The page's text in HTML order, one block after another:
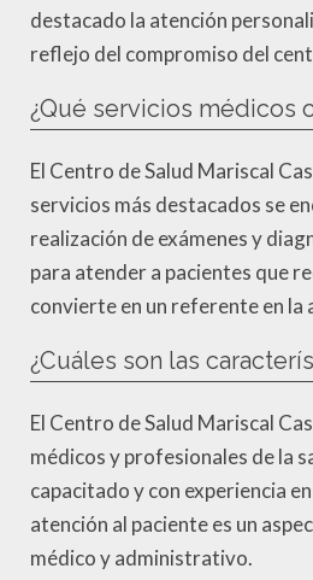
destacado la atención
reflejo del compromiso del
¿Qué servicios médicos
El Centro de Salud Mariscal
servicios más destacados se
realización de exámenes y
para atender a pacientes que
convierte en un referente en la
¿Cuáles son las
El Centro de Salud Mariscal
médicos y profesionales de la
capacitado y con experiencia
atención al paciente es un
médico y administrativo.